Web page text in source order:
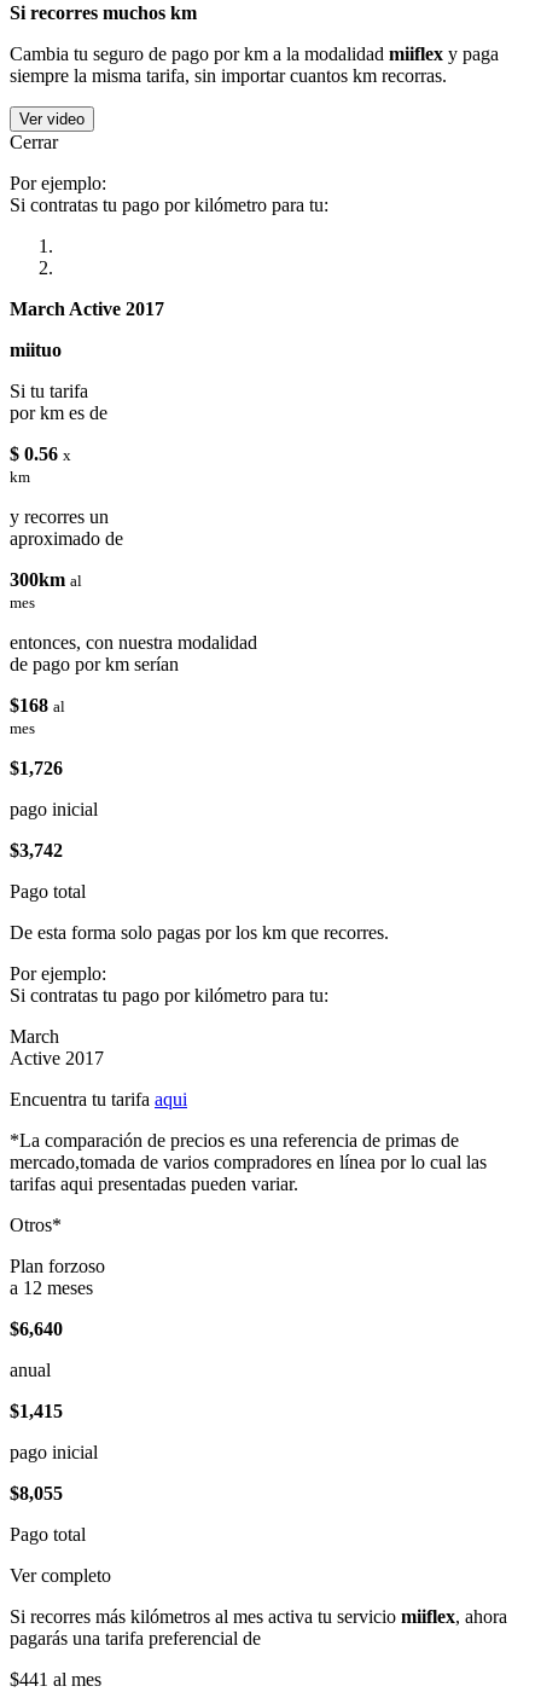
Si recorres muchos km
Cambia tu seguro de pago por km a la modalidad miiflex y paga
siempre la misma tarifa, sin importar cuantos km recorras.
Ver video
Cerrar
Por ejemplo:
Si contratas tu pago por kilómetro para tu:
March Active 2017
miituo
Si tu tarifa
por km es de
$ 0.56 x
km
y recorres un
aproximado de
300km al
mes
entonces, con nuestra modalidad
de pago por km serían
$168 al
mes
$1,726
pago inicial
$3,742
Pago total
De esta forma solo pagas por los km que recorres.
Por ejemplo:
Si contratas tu pago por kilómetro para tu:
March
Active 2017
Encuentra tu tarifa aqui
*La comparación de precios es una referencia de primas de
mercado,tomada de varios compradores en línea por lo cual las
tarifas aqui presentadas pueden variar.
Otros*
Plan forzoso
a 12 meses
$6,640
anual
$1,415
pago inicial
$8,055
Pago total
Ver completo
Si recorres más kilómetros al mes activa tu servicio miiflex, ahora
pagarás una tarifa preferencial de
$441 al mes